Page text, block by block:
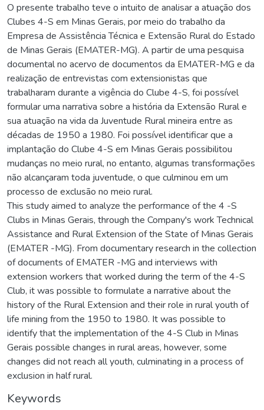
O presente trabalho teve o intuito de analisar a atuação dos
Clubes 4-S em Minas Gerais, por meio do trabalho da
Empresa de Assistência Técnica e Extensão Rural do Estado
de Minas Gerais (EMATER-MG). A partir de uma pesquisa
documental no acervo de documentos da EMATER-MG e da
realização de entrevistas com extensionistas que
trabalharam durante a vigência do Clube 4-S, foi possível
formular uma narrativa sobre a história da Extensão Rural e
sua atuação na vida da Juventude Rural mineira entre as
décadas de 1950 a 1980. Foi possível identificar que a
implantação do Clube 4-S em Minas Gerais possibilitou
mudanças no meio rural, no entanto, algumas transformações
não alcançaram toda juventude, o que culminou em um
processo de exclusão no meio rural.
This study aimed to analyze the performance of the 4 -S
Clubs in Minas Gerais, through the Company's work Technical
Assistance and Rural Extension of the State of Minas Gerais
(EMATER -MG). From documentary research in the collection
of documents of EMATER -MG and interviews with
extension workers that worked during the term of the 4-S
Club, it was possible to formulate a narrative about the
history of the Rural Extension and their role in rural youth of
life mining from the 1950 to 1980. It was possible to
identify that the implementation of the 4-S Club in Minas
Gerais possible changes in rural areas, however, some
changes did not reach all youth, culminating in a process of
exclusion in half rural.
Keywords